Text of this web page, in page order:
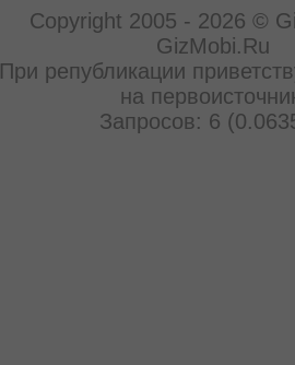
Copyright 2005 - 2026 ©
GizMobi.Ru
При републикации
на
Запросов: 6